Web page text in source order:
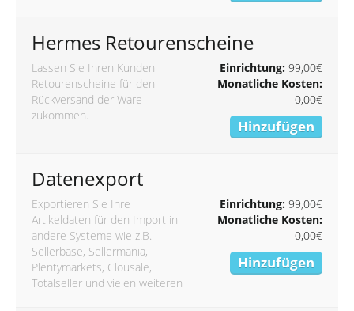
Hermes Retourenscheine
Lassen Sie Ihren Kunden
Retourenscheine für den
Rückversand der Ware
zukommen.
Einrichtung:99,00€
Monatliche Kosten:
0,00€
Hinzufügen
Datenexport
Exportieren Sie Ihre
Artikeldaten für den Import in
andere Systeme wie z.B.
Sellerbase, Sellermania,
Plentymarkets, Clousale,
Totalseller und vielen weiteren
Einrichtung:99,00€
Monatliche Kosten:
0,00€
Hinzufügen